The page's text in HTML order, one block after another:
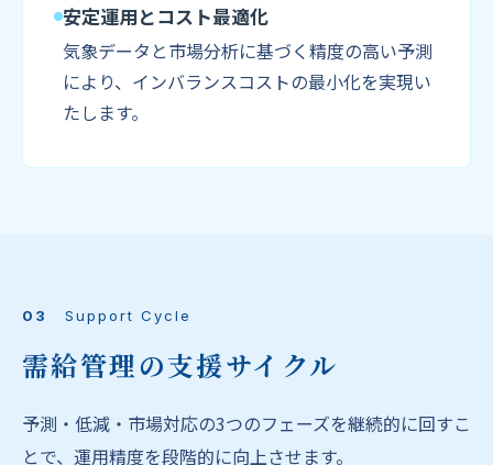
安定運用とコスト最適化
気象データと市場分析に基づく精度の高い予測
により、インバランスコストの最小化を実現い
たします。
03 Support Cycle
需給管理の支援サイクル
予測・低減・市場対応の3つのフェーズを継続的に回すこ
とで、運用精度を段階的に向上させます。